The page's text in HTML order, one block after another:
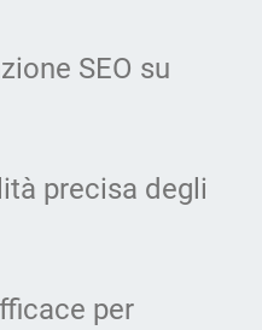
SEO su
precisa degli
per